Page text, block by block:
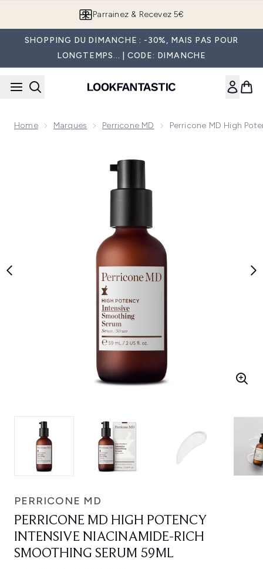
Parrainez & Recevez 5€
SHOPPING DU DIMANCHE : -30%, MAIS PAS POUR
LONGTEMPS... | CODE: DIMANCHE
Home Marques Perricone MD Perricone MD High
PERRICONE MD
PERRICONE MD HIGH POTENCY
INTENSIVE NIACINAMIDE-RICH
SMOOTHING SERUM 59ML